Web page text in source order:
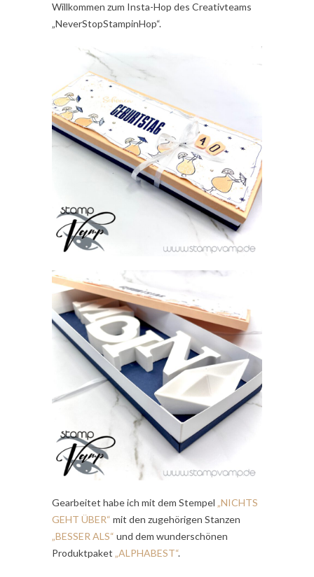
Willkommen zum Insta-Hop des Creativteams
„NeverStopStampinHop“.
Gearbeitet habe ich mit dem Stempel „NICHTS
GEHT ÜBER“ mit den zugehörigen Stanzen
„BESSER ALS“ und dem wunderschönen
Produktpaket „ALPHABEST“.